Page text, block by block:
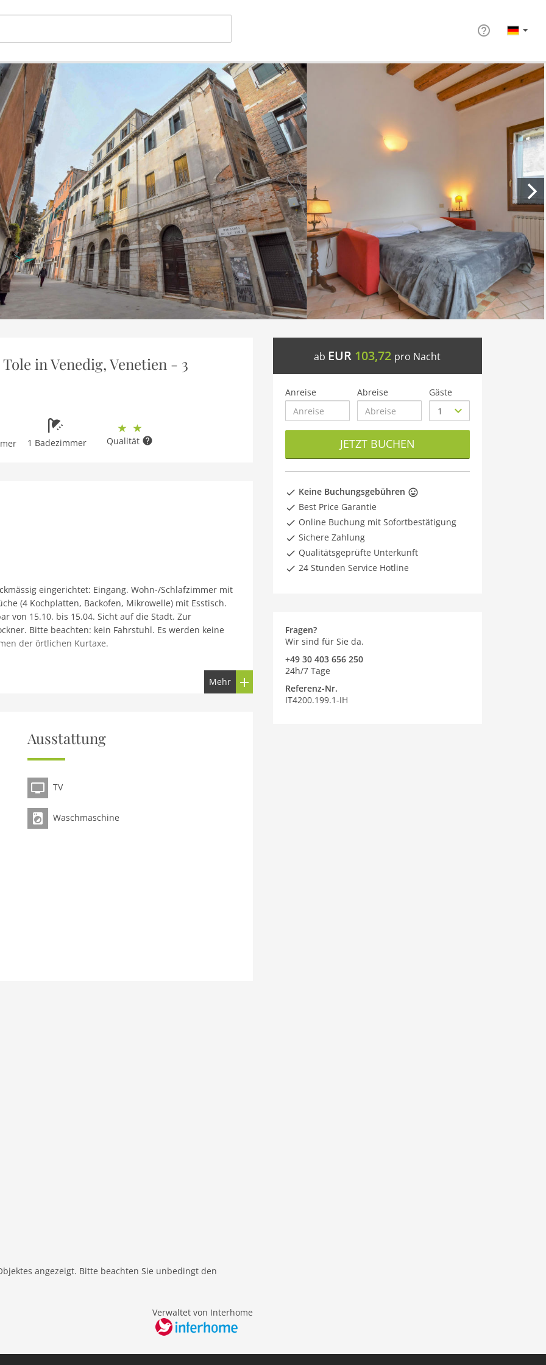
in Venedig, Venetien - 3
1 Badezimmer Qualität
eingerichtet: Eingang. Wohn-/Schlafzimmer mit
(4 Kochplatten, Backofen, Mikrowelle) mit Esstisch.
von 15.10. bis 15.04. Sicht auf die Stadt. Zur
Bitte beachten: kein Fahrstuhl. Es werden keine
der örtlichen Kurtaxe.
de le Tole. Im Ortszentrum von Venezia, im Bezirk
ruhig, im Herzen der Stadt. Lebensmittelgeschäft,
Mehr
Ausstattung
TV
Waschmaschine
angezeigt. Bitte beachten Sie unbedingt den
Verwaltet von Interhome
ab EUR 103,72 pro Nacht
Anreise Abreise Gäste
JETZT BUCHEN
Keine Buchungsgebühren
Best Price Garantie
Online Buchung mit Sofortbestätigung
Sichere Zahlung
Qualitätsgeprüfte Unterkunft
24 Stunden Service Hotline
Fragen?
Wir sind für Sie da.
+49 30 403 656 250
24h/7 Tage
Referenz-Nr.
IT4200.199.1-IH